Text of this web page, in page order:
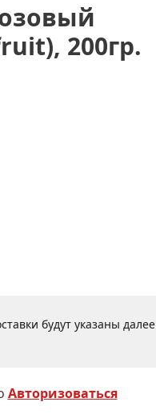
200гр.
будут указаны далее
Авторизоваться